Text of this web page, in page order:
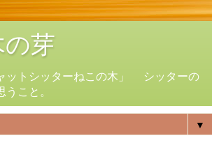
芽
ットシッターねこの木」 シッターの
こと。
▼